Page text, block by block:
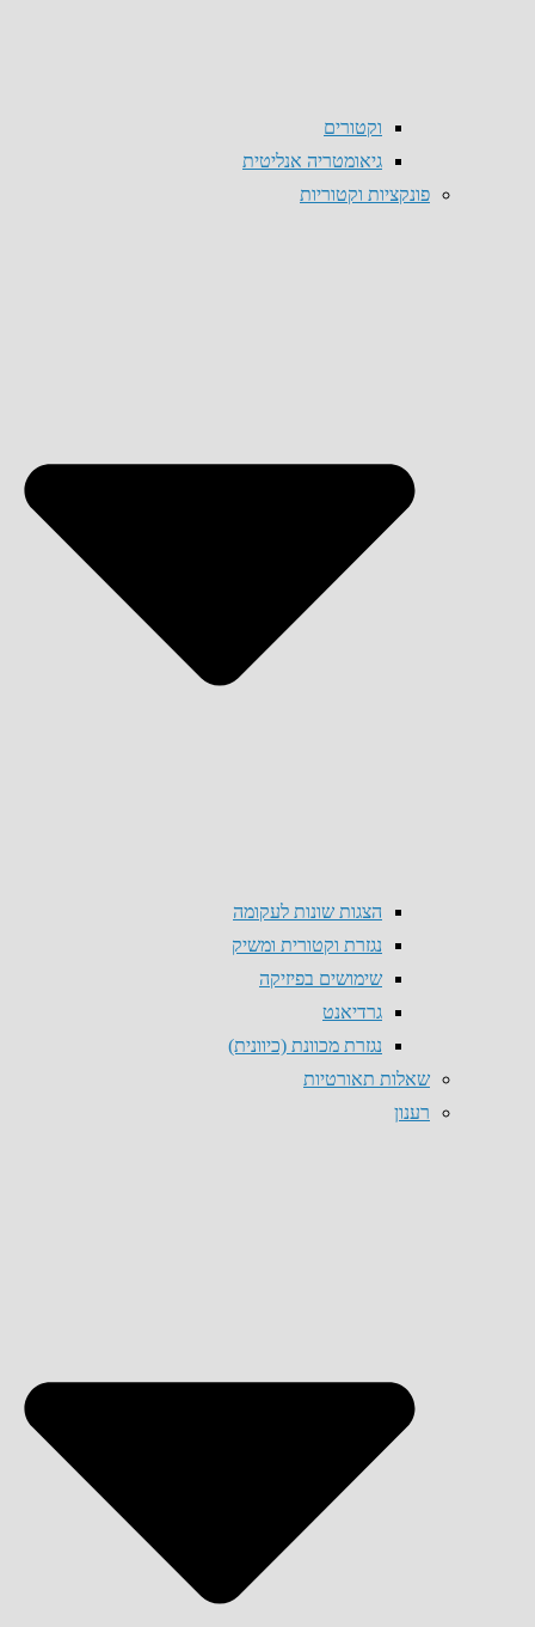
וקטורים
גיאומטריה אנליטית
פונקציות וקטוריות
הצגות שונות לעקומה
נגזרת וקטורית ומשיק
שימושים בפיזיקה
גרדיאנט
נגזרת מכוונת (כיוונית)
שאלות תאורטיות
רענון